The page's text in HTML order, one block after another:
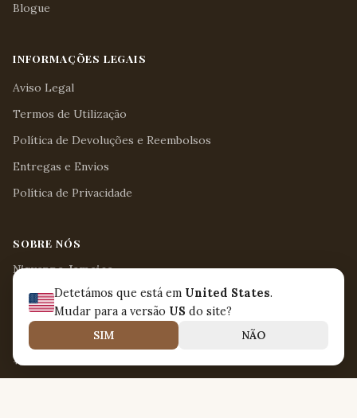
Detetámos que está em United States.
Mudar para a versão US do site?
SIM
NÃO
Blogue
INFORMAÇÕES LEGAIS
Aviso Legal
Termos de Utilização
Política de Devoluções e Reembolsos
Entregas e Envios
Política de Privacidade
SOBRE NÓS
Nirvanna Jamaica
Rua da Fábrica 38
Aveiro, Aveiro 3810-064
Portugal
contact@nirvanna-jamaica.com
+351 234 421 578